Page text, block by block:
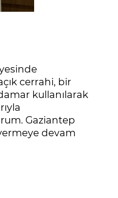
cerrahi, bir
kullanılarak
Gaziantep
devam